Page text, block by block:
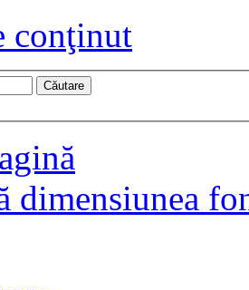
conţinut
dimensiunea